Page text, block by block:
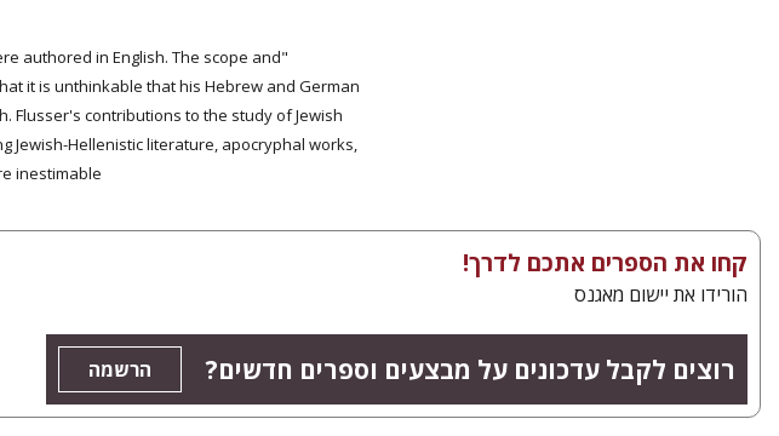
authored in English. The scope and
it is unthinkable that his Hebrew and German
Flusser's contributions to the study of Jewish
Jewish-Hellenistic literature, apocryphal works,
inestimable."
קחו את הספרים אתכם לדרך!
הורידו את יישום מאגנס
רוצים לקבל עדכונים על מבצעים וספרים חדשים? הרשמה